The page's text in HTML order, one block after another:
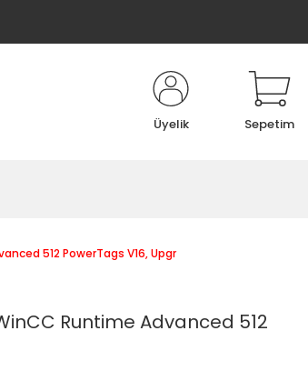
Üyelik Sepetim
512 PowerTags V16, Upgr
Runtime Advanced 512